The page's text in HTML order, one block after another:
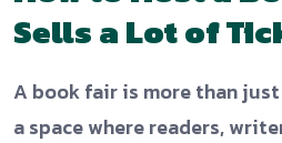
Sells a Lot of
A book fair is more than
a space where readers,